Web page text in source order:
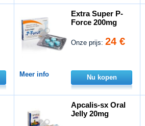
Extra Super P-
Force 200mg
Onze prijs:24 €
Meer info Nu kopen
Apcalis-sx Oral
Jelly 20mg